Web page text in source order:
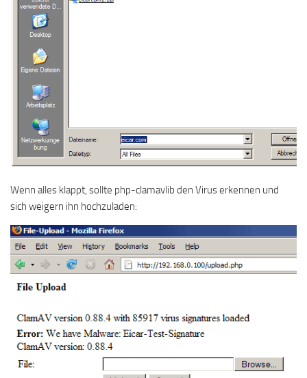
Wenn alles klappt, sollte php-clamavlib den Virus erkennen und
sich weigern ihn hochzuladen: